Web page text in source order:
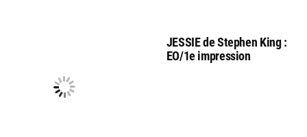
JESSIE de Stephen King :
EO/1e impression